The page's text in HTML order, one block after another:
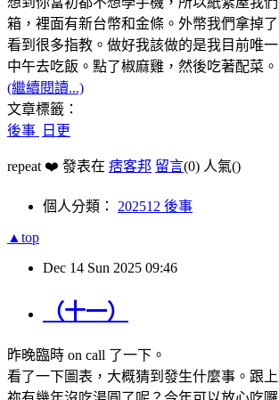
箱，裡面有新台幣和金條。外幣我們拿掉
看到很多指教。做好我該做的是我目前唯一
中午去吃飯。點了椒麻雞，然後吃著配菜
(繼續閱讀...)
文章標籤：
後事
日更
repeat ❤️ 發表在 痞客邦 留言(0) 人氣()
個人分類： 202512 後事
▲top
Dec 14 Sun 2025 09:46
（十一）
昨晚臨時 on call 了一下。
看了一下圖表，大概猜到發生什麼事。跟